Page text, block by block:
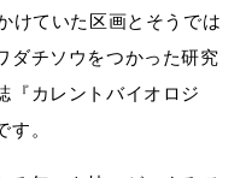
けていた区画とそうでは
ダチソウをつかった研究
『カレントバイオロジ
。